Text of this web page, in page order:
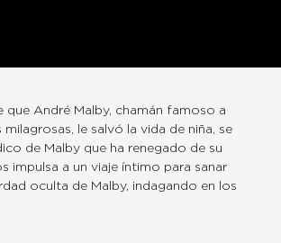
André Malby, chamán famoso a
le salvó la vida de niña, se
de Malby que ha renegado de su
impulsa a un viaje íntimo para sanar
oculta de Malby, indagando en los